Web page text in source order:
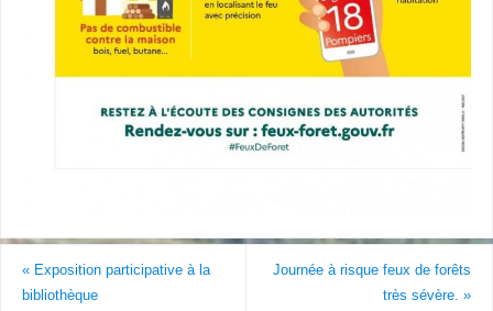
«Exposition participative à la
bibliothèque
Journée à risque feux de forêts
très sévère.»